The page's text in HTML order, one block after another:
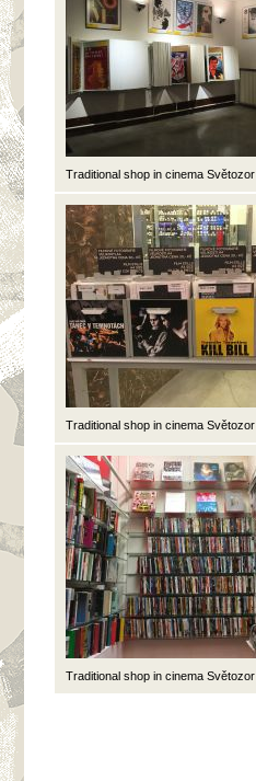
Traditional shop in cinema Světozor
Traditional shop in cinema Světozor
Traditional shop in cinema Světozor